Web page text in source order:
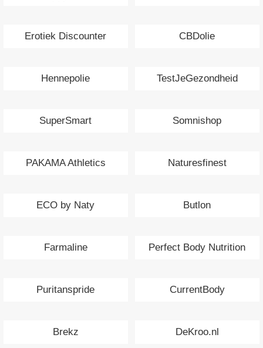
Erotiek Discounter CBDolie
Hennepolie TestJeGezondheid
SuperSmart Somnishop
PAKAMA Athletics Naturesfinest
ECO by Naty Butlon
Farmaline Perfect Body Nutrition
Puritanspride CurrentBody
Brekz DeKroo.nl